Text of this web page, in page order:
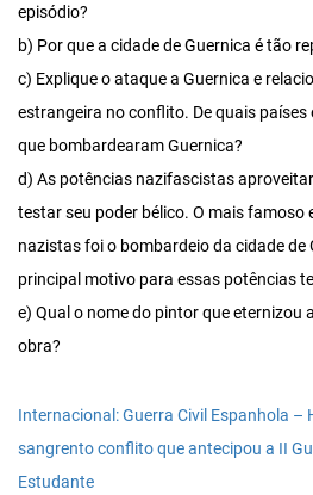
episódio?
b) Por que a cidade de Guernica é tão
c) Explique o ataque a Guernica e
estrangeira no conflito. De quais países
que bombardearam Guernica?
d) As potências nazifascistas
testar seu poder bélico. O mais famoso
nazistas foi o bombardeio da cidade de
principal motivo para essas potências
e) Qual o nome do pintor que eternizou
obra?
Internacional: Guerra Civil Espanhola –
sangrento conflito que antecipou a II
Estudante